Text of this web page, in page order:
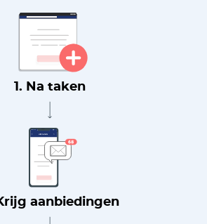
1. Na taken
aanbiedingen